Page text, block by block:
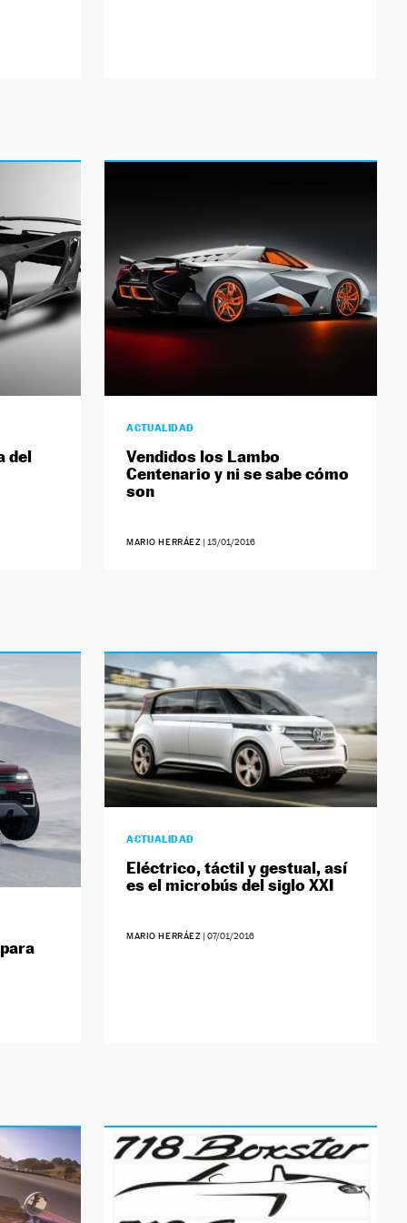
del
ACTUALIDAD
Vendidos los Lambo
Centenario y ni se sabe cómo
son
MARIO HERRÁEZ | 15/01/2016
ACTUALIDAD
Eléctrico, táctil y gestual, así
es el microbús del siglo XXI
MARIO HERRÁEZ |07/01/2016